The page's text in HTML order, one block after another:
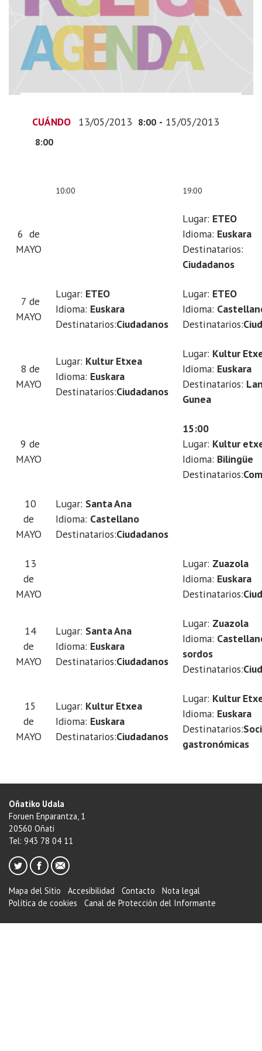
puerta
informativas
sobre
servicio
recogida
13T10:00:00+02:00
15T10:00:00+02:00
CUÁNDO 13/05/2013 8:00 - 15/05/2013
8:00
10:00 19:00
6 de
MAYO
Lugar: ETEO
Idioma: Euskara
Destinatarios:
Ciudadanos
7 de
MAYO
Lugar: ETEO
Idioma: Euskara
Destinatarios:Ciudadanos
Lugar: ETEO
Idioma:
Destinatarios:
8 de
MAYO
Lugar: Kultur Etxea
Idioma: Euskara
Destinatarios:Ciudadanos
Lugar: Kultur
Idioma: Euskara
Destinatarios:
Gunea
9 de
MAYO
15:00
Lugar: Kultur
Idioma: Bilingüe
Destinatarios:
10
de
MAYO
Lugar: Santa Ana
Idioma: Castellano
Destinatarios:Ciudadanos
13
de
MAYO
Lugar: Zuazola
Idioma: Euskara
Destinatarios:
14
de
MAYO
Lugar: Santa Ana
Idioma: Euskara
Destinatarios:Ciudadanos
Lugar: Zuazola
Idioma:
sordos
Destinatarios:
15
de
MAYO
Lugar: Kultur Etxea
Idioma: Euskara
Destinatarios:Ciudadanos
Lugar: Kultur
Idioma: Euskara
Destinatarios:
gastronómicas
Oñatiko Udala
Foruen Enparantza, 1
20560 Oñati
Tel: 943 78 04 11
Mapa del Sitio Accesibilidad Contacto
Nota legal
Política de cookies
Canal de Protección del Informante